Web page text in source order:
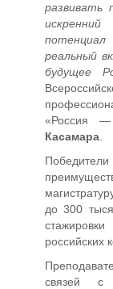
развивать
реальный
будущее
«Россия —
Касамара
до 300
российских
связей с